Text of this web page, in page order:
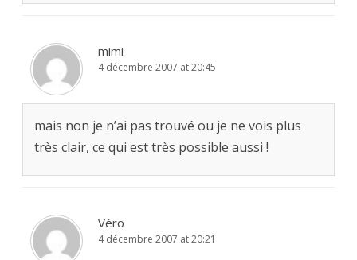
mimi
4 décembre 2007 at 20:45
mais non je n’ai pas trouvé ou je ne vois plus
très clair, ce qui est très possible aussi !
Véro
4 décembre 2007 at 20:21